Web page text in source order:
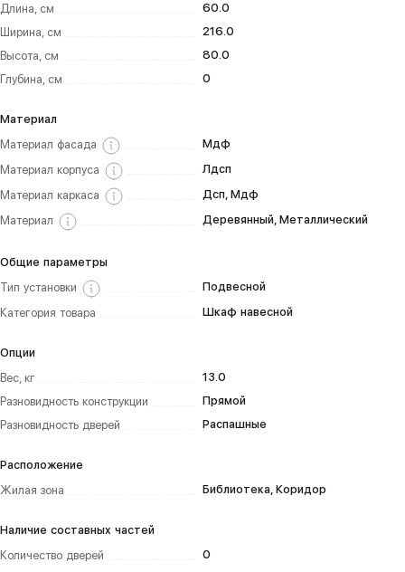
Длина, см
60.0
Ширина, см
216.0
Высота, см
80.0
Глубина, см
0
Материал
Материал фасада
Мдф
Материал корпуса
Лдсп
Материал каркаса
Дсп, Мдф
Материал
Деревянный, Металлический
Общие параметры
Тип установки
Подвесной
Категория товара
Шкаф навесной
Опции
Вес, кг
13.0
Разновидность конструкции
Прямой
Разновидность дверей
Распашные
Расположение
Жилая зона
Библиотека, Коридор
Наличие составных частей
Количество дверей
0